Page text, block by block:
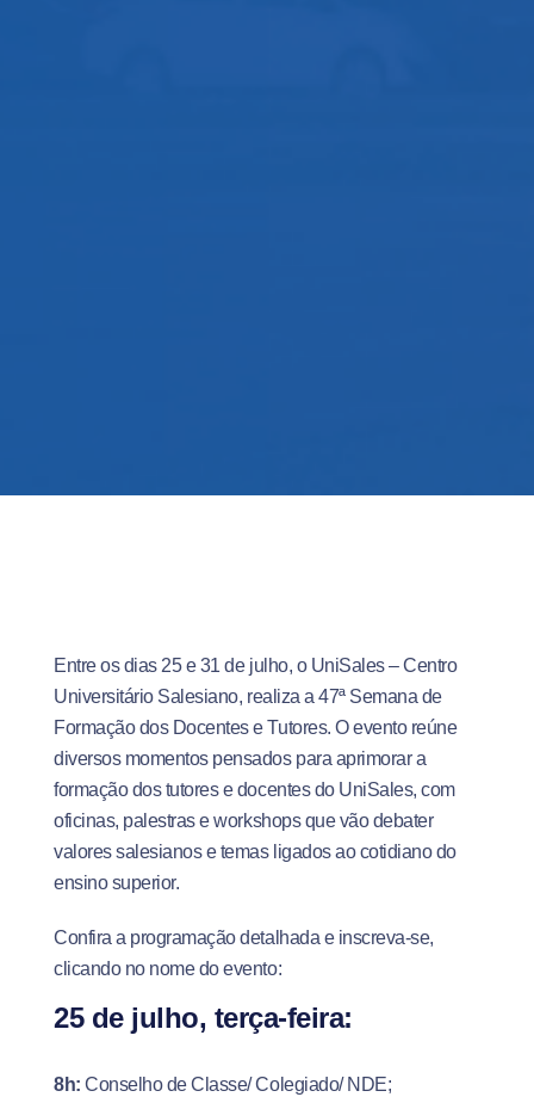
Entre os dias 25 e 31 de julho, o UniSales – Centro
Universitário Salesiano, realiza a 47ª Semana de
Formação dos Docentes e Tutores. O evento reúne
diversos momentos pensados para aprimorar a
formação dos tutores e docentes do UniSales, com
oficinas, palestras e workshops que vão debater
valores salesianos e temas ligados ao cotidiano do
ensino superior.
Confira a programação detalhada e inscreva-se,
clicando no nome do evento:
25 de julho, terça-feira:
8h: Conselho de Classe/ Colegiado/ NDE;